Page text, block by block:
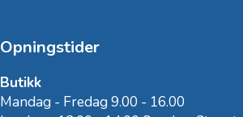
Opningstider
Butikk
Mandag - Fredag 9.00 - 16.00